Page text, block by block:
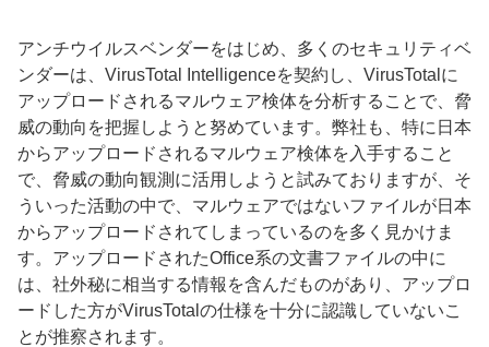
アンチウイルスベンダーをはじめ、多くのセキュリティベ
ンダーは、VirusTotal Intelligenceを契約し、VirusTotalに
アップロードされるマルウェア検体を分析することで、脅
威の動向を把握しようと努めています。弊社も、特に日本
からアップロードされるマルウェア検体を入手すること
で、脅威の動向観測に活用しようと試みておりますが、そ
ういった活動の中で、マルウェアではないファイルが日本
からアップロードされてしまっているのを多く見かけま
す。アップロードされたOffice系の文書ファイルの中に
は、社外秘に相当する情報を含んだものがあり、アップロ
ードした方がVirusTotalの仕様を十分に認識していないこ
とが推察されます。